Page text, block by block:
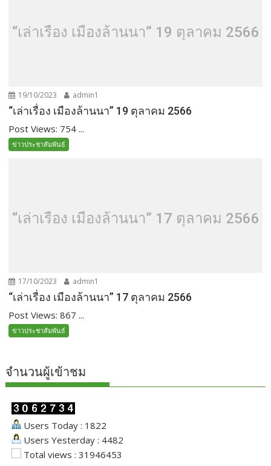
“เล่าเรื่อง เมืองล้านนา” 19 ตุลาคม 2566
19/10/2023 admin1
“เล่าเรื่อง เมืองล้านนา” 19 ตุลาคม 2566
Post Views: 754 ...
ข่าวประชาสัมพันธ์
“เล่าเรื่อง เมืองล้านนา” 17 ตุลาคม 2566
17/10/2023 admin1
“เล่าเรื่อง เมืองล้านนา” 17 ตุลาคม 2566
Post Views: 867 ...
ข่าวประชาสัมพันธ์
จำนวนผู้เข้าชม
Users Today : 1822
Users Yesterday : 4482
Total views : 31946453